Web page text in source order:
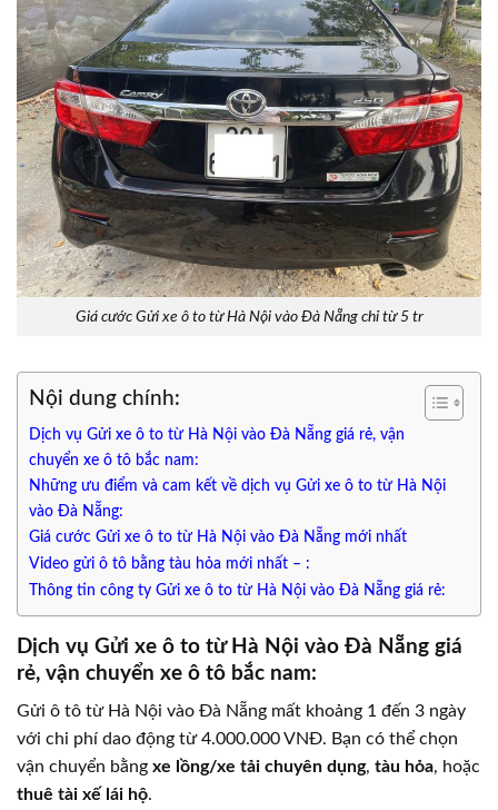
Giá cước Gửi xe ô to từ Hà Nội vào Đà Nẵng chỉ từ 5 tr
Nội dung chính:
Dịch vụ Gửi xe ô to từ Hà Nội vào Đà Nẵng giá rẻ, vận
chuyển xe ô tô bắc nam:
Những ưu điểm và cam kết về dịch vụ Gửi xe ô to từ Hà Nội
vào Đà Nẵng:
Giá cước Gửi xe ô to từ Hà Nội vào Đà Nẵng mới nhất
Video gửi ô tô bằng tàu hỏa mới nhất – :
Thông tin công ty Gửi xe ô to từ Hà Nội vào Đà Nẵng giá rẻ:
Dịch vụ Gửi xe ô to từ Hà Nội vào Đà Nẵng giá
rẻ, vận chuyển xe ô tô bắc nam:
Gửi ô tô từ Hà Nội vào Đà Nẵng mất khoảng 1 đến 3 ngày
với chi phí dao động từ 4.000.000 VNĐ. Bạn có thể chọn
vận chuyển bằng xe lồng/xe tải chuyên dụng, tàu hỏa, hoặc
thuê tài xế lái hộ.